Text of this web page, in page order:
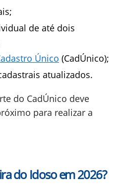
de até dois
Único (CadÚnico);
atualizados.
do CadÚnico deve
para realizar a
do Idoso em 2026?